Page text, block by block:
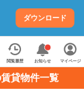
ダウンロード
閲覧履歴 お知らせ マイページ
貸物件一覧